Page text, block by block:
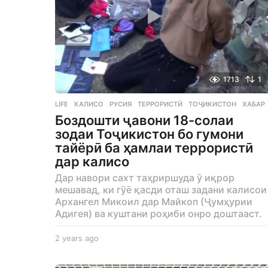
1713 1
LIFE КАЛИСО ,РУСИЯ ,ТЕРРОРИСТӢ ,ТОҶИКИСТОН ,ХАБАР
Боздошти ҷавони 18-солаи
зодаи Тоҷикистон бо гумони
тайёрӣ ба ҳамлаи террористӣ
дар калисо
Дар навори сахт таҳриршуда ӯ иқрор
мешавад, ки гӯё қасди оташ задани калисои
Архангел Микоил дар Майкоп (Ҷумҳурии
Адигея) ва куштани роҳиби онро доштааст.
2 years ago